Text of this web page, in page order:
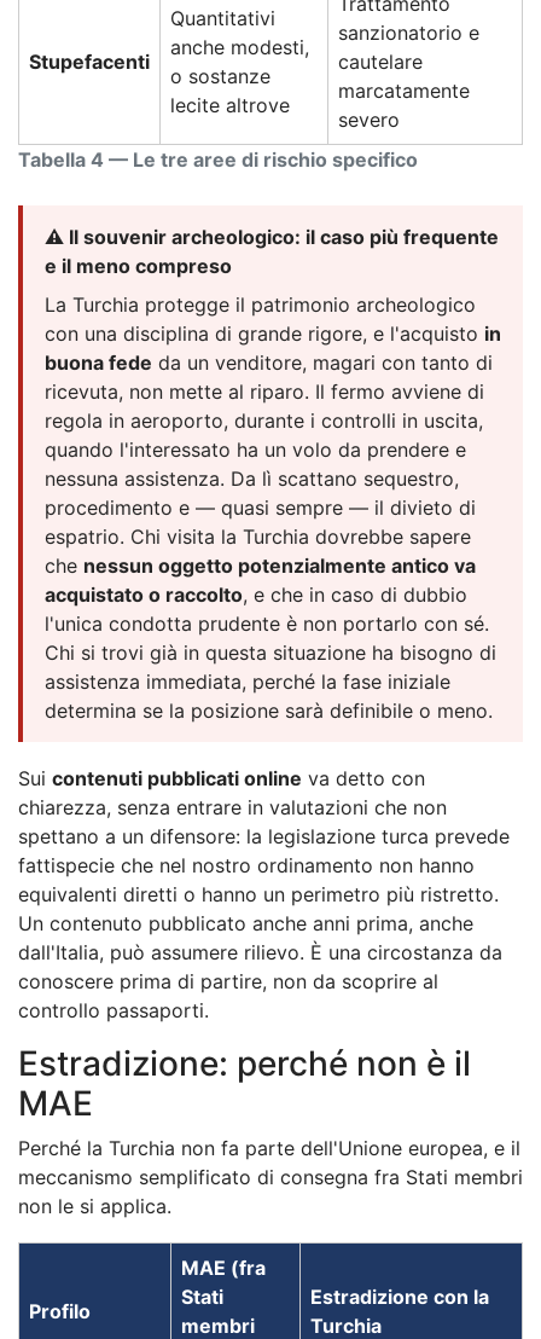
Tabella 4 — Le tre aree di rischio specifico
Stupefacenti
Quantitativi
anche modesti,
o sostanze
lecite altrove
sanzionatorio e
cautelare
marcatamente
severo
⚠️ Il souvenir archeologico: il caso più frequente
e il meno compreso
La Turchia protegge il patrimonio archeologico
con una disciplina di grande rigore, e l'acquisto in
buona fede da un venditore, magari con tanto di
ricevuta, non mette al riparo. Il fermo avviene di
regola in aeroporto, durante i controlli in uscita,
quando l'interessato ha un volo da prendere e
nessuna assistenza. Da lì scattano sequestro,
procedimento e — quasi sempre — il divieto di
espatrio. Chi visita la Turchia dovrebbe sapere
che nessun oggetto potenzialmente antico va
acquistato o raccolto, e che in caso di dubbio
l'unica condotta prudente è non portarlo con sé.
Chi si trovi già in questa situazione ha bisogno di
assistenza immediata, perché la fase iniziale
determina se la posizione sarà definibile o meno.
Sui contenuti pubblicati online va detto con
chiarezza, senza entrare in valutazioni che non
spettano a un difensore: la legislazione turca prevede
fattispecie che nel nostro ordinamento non hanno
equivalenti diretti o hanno un perimetro più ristretto.
Un contenuto pubblicato anche anni prima, anche
dall'Italia, può assumere rilievo. È una circostanza da
conoscere prima di partire, non da scoprire al
controllo passaporti.
Estradizione: perché non è il
MAE
Perché la Turchia non fa parte dell'Unione europea, e il
meccanismo semplificato di consegna fra Stati membri
non le si applica.
Profilo
MAE (fra
Stati
membri
Estradizione con la
Turchia